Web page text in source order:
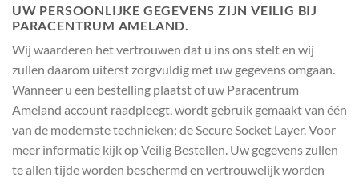
UW PERSOONLIJKE GEGEVENS ZIJN VEILIG BIJ
PARACENTRUM AMELAND.
Wij waarderen het vertrouwen dat u ins ons stelt en wij
zullen daarom uiterst zorgvuldig met uw gegevens omgaan.
Wanneer u een bestelling plaatst of uw Paracentrum
Ameland account raadpleegt, wordt gebruik gemaakt van één
van de modernste technieken; de Secure Socket Layer. Voor
meer informatie kijk op Veilig Bestellen. Uw gegevens zullen
te allen tijde worden beschermd en vertrouwelijk worden